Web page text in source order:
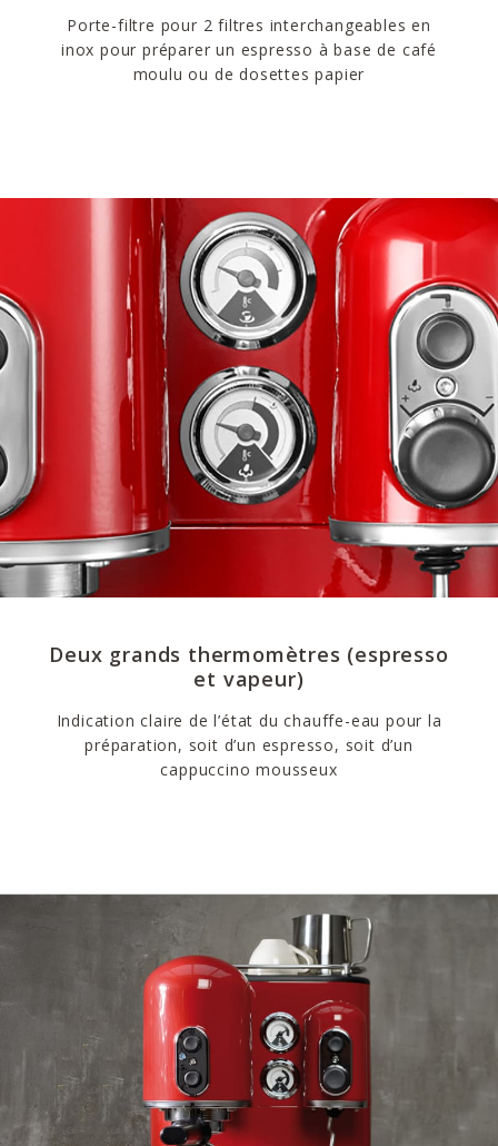
Porte-filtre pour 2 filtres interchangeables en
inox pour préparer un espresso à base de café
moulu ou de dosettes papier
Deux grands thermomètres (espresso
et vapeur)
Indication claire de l’état du chauffe-eau pour la
préparation, soit d’un espresso, soit d’un
cappuccino mousseux